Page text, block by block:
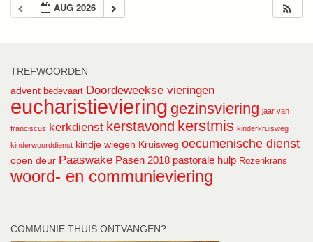
AUG 2026
TREFWOORDEN
advent bedevaart Doordeweekse vieringen
eucharistieviering gezinsviering jaar van
franciscus kerkdienst kerstavond kerstmis kinderkruisweg
kinderwoorddienst kindje wiegen Kruisweg oecumenische dienst
open deur Paaswake Pasen 2018 pastorale hulp Rozenkrans
woord- en communieviering
COMMUNIE THUIS ONTVANGEN?